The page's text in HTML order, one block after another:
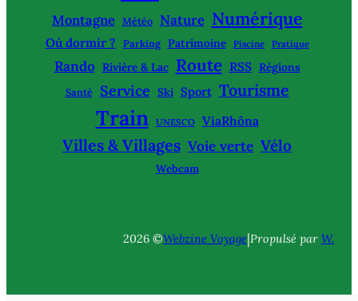
Montagne Météo Nature Numérique
Où dormir ? Parking Patrimoine Piscine Pratique
Rando Rivière & Lac Route RSS Régions
Santé Service Ski Sport Tourisme
Train UNESCO ViaRhôna
Villes & Villages Voie verte Vélo
Webcam
2026 ©Webzine Voyage|Propulsé par W.